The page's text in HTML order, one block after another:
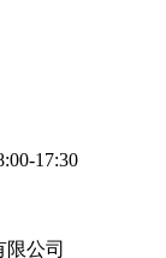
17:30
限公司